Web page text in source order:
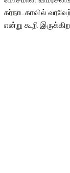
கர்நாடகாவில்
என்று கூறி